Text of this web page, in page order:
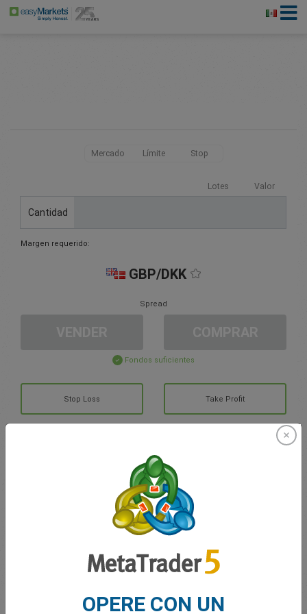
Mercado Límite Stop
Lotes Valor
Cantidad
Margen requerido:
GBP/DKK
Spread
Fondos suficientes
Stop Loss Take Profit
Cree una cuenta de trading
OPERE CON UN